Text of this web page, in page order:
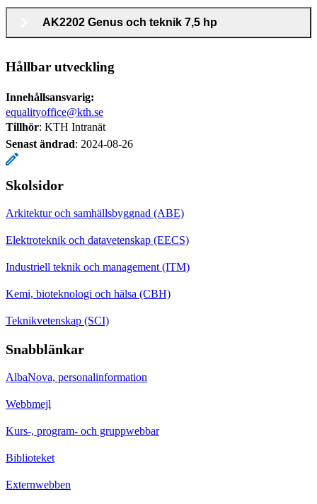
AK2202 Genus och teknik 7,5 hp
Hållbar utveckling
Innehållsansvarig:
equalityoffice@kth.se
Tillhör: KTH Intranät
Senast ändrad: 2024-08-26
Skolsidor
Arkitektur och samhällsbyggnad (ABE)
Elektroteknik och datavetenskap (EECS)
Industriell teknik och management (ITM)
Kemi, bioteknologi och hälsa (CBH)
Teknikvetenskap (SCI)
Snabblänkar
AlbaNova, personalinformation
Webbmejl
Kurs-, program- och gruppwebbar
Biblioteket
Externwebben